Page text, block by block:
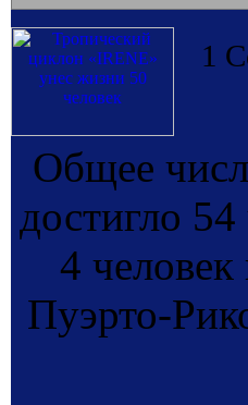
1
Общее
достигло
4
Пуэрто-